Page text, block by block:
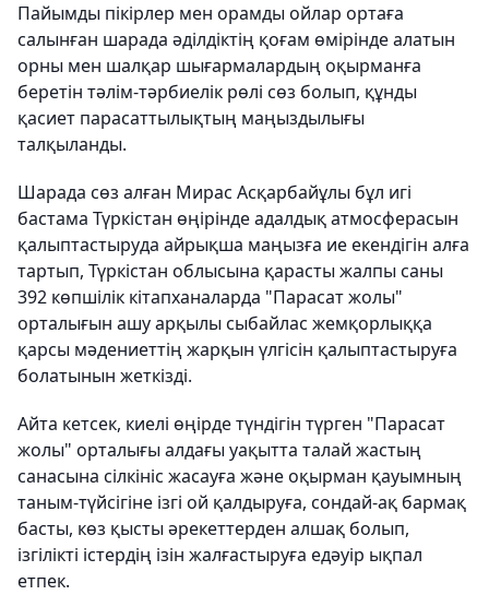
Пайымды пікірлер мен орамды ойлар ортаға
салынған шарада әділдіктің қоғам өмірінде алатын
орны мен шалқар шығармалардың оқырманға
беретін тәлім-тәрбиелік рөлі сөз болып, құнды
қасиет парасаттылықтың маңыздылығы
талқыланды.
Шарада сөз алған Мирас Асқарбайұлы бұл игі
бастама Түркістан өңірінде адалдық атмосферасын
қалыптастыруда айрықша маңызға ие екендігін алға
тартып, Түркістан облысына қарасты жалпы саны
392 көпшілік кітапханаларда "Парасат жолы"
орталығын ашу арқылы сыбайлас жемқорлыққа
қарсы мәдениеттің жарқын үлгісін қалыптастыруға
болатынын жеткізді.
Айта кетсек, киелі өңірде түндігін түрген "Парасат
жолы" орталығы алдағы уақытта талай жастың
санасына сілкініс жасауға және оқырман қауымның
таным-түйсігіне ізгі ой қалдыруға, сондай-ақ бармақ
басты, көз қысты әрекеттерден алшақ болып,
ізгілікті істердің ізін жалғастыруға едәуір ықпал
етпек.